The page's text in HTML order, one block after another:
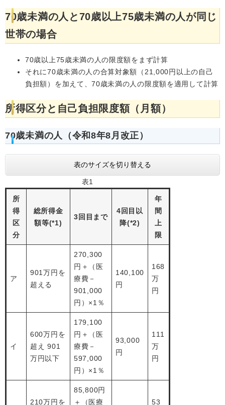
70歳未満の人と70歳以上75歳未満の人が同じ
世帯の場合
70歳以上75歳未満の人の限度額をまず計算
それに70歳未満の人の合算対象額（21,000円以上の自己
負担額）を加えて、70歳未満の人の限度額を適用して計算
所得区分と自己負担限度額（月額）
70歳未満の人（令和8年8月改正）
表のサイズを切り替える
表1
所
得
区
分
総所得金
額等(*1)
3回目まで
4回目以
降(*2)
年
間
上
限
ア
901万円を
超える
270,300
円＋（医
療費－
901,000
円）×1％
140,100
円
168
万
円
イ
600万円を
超え 901
万円以下
179,100
円＋（医
療費－
597,000
円）×1％
93,000
円
111
万
円
210万円を
85,800円
＋（医療
53